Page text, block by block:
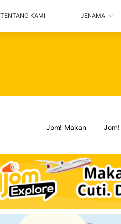
TENTANG KAMI JENAMA
Jom! Makan